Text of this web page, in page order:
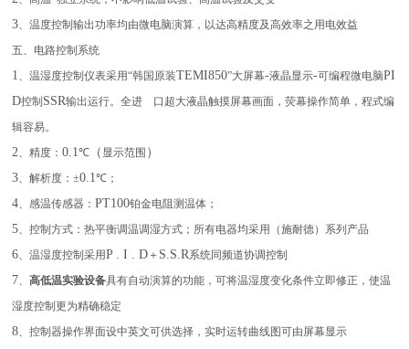
3、温度控制输出功率均由微电脑演算，以达高精度及高效率之用电效益
五、电路控制系统
1、温湿度控制仪表采用“韩国原装TEMI850”大屏幕-液晶显示-可编程微电脑PI
D控制 SSR输出运行。全进
口超大液晶触摸屏幕画面，荧幕操作简单，程式编
辑容易。
2、精度：0.1℃ （ 显示范围 ）
3、解析度：±0.1℃；
4、感温传感器：PT100铂金电阻测温体；
5、控制方式：热平衡调温调湿方式；所有电器均采用（施耐德）系列产品
6、温湿度控制采用P . I . D ＋ S.S.R系统同频道协调控制
7、高低温实验设备具有自动演算的功能，可将温湿度变化条件立即修正，使温
湿度控制更为精确稳定
8、控制器操作界面设中英文可供选择，实时运转曲线图可由屏幕显示